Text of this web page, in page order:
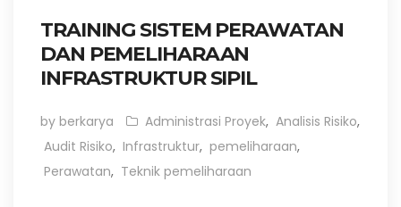
TRAINING SISTEM PERAWATAN
DAN PEMELIHARAAN
INFRASTRUKTUR SIPIL
by berkarya Administrasi Proyek, Analisis Risiko,
Audit Risiko, Infrastruktur, pemeliharaan,
Perawatan, Teknik pemeliharaan